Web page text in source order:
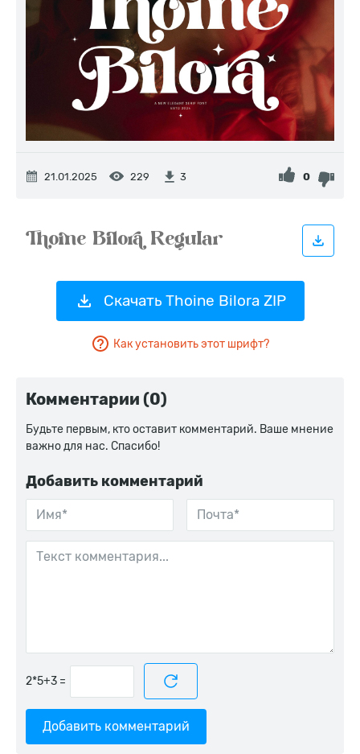
21.01.2025 229 3 0
Скачать Thoine Bilora ZIP
Как установить этот шрифт?
Комментарии (0)
Будьте первым, кто оставит комментарий. Ваше мнение
важно для нас. Спасибо!
Добавить комментарий
=
Добавить комментарий